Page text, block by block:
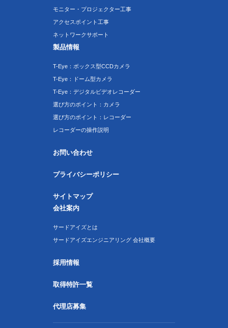
モニター・プロジェクター工事
アクセスポイント工事
ネットワークサポート
製品情報
T-Eye：ボックス型CCDカメラ
T-Eye：ドーム型カメラ
T-Eye：デジタルビデオレコーダー
選び方のポイント：カメラ
選び方のポイント：レコーダー
レコーダーの操作説明
お問い合わせ
プライバシーポリシー
サイトマップ
会社案内
サードアイズとは
サードアイズエンジニアリング 会社概要
採用情報
取得特許一覧
代理店募集